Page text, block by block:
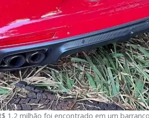
1,2 milhão foi encontrado em um